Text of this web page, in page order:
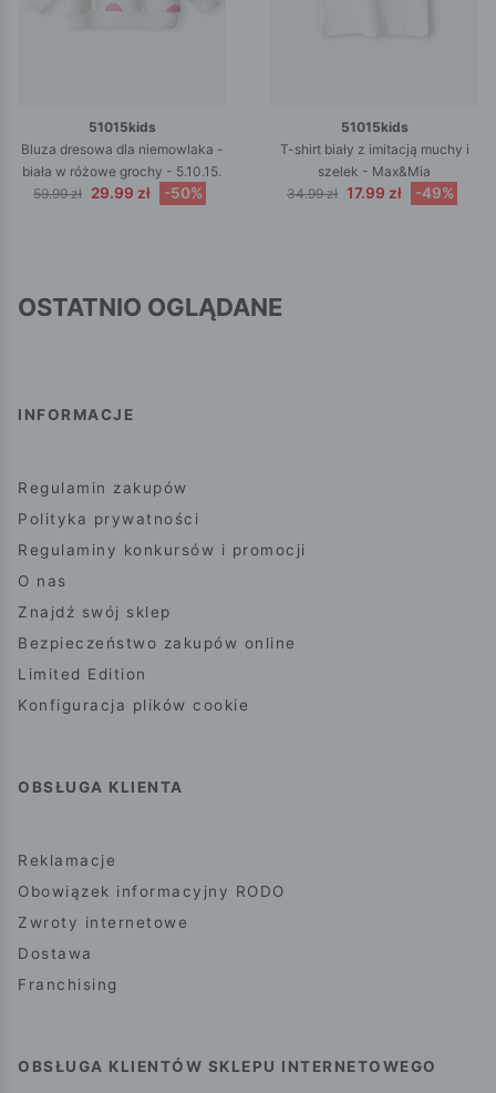
51015kids
Bluza dresowa dla niemowlaka -
biała w różowe grochy - 5.10.15.
59.99 zł 29.99 zł -50%
51015kids
T-shirt biały z imitacją muchy i
szelek - Max&Mia
34.99 zł 17.99 zł -49%
OSTATNIO OGLĄDANE
INFORMACJE
Regulamin zakupów
Polityka prywatności
Regulaminy konkursów i promocji
O nas
Znajdź swój sklep
Bezpieczeństwo zakupów online
Limited Edition
Konfiguracja plików cookie
OBSŁUGA KLIENTA
Reklamacje
Obowiązek informacyjny RODO
Zwroty internetowe
Dostawa
Franchising
OBSŁUGA KLIENTÓW SKLEPU INTERNETOWEGO